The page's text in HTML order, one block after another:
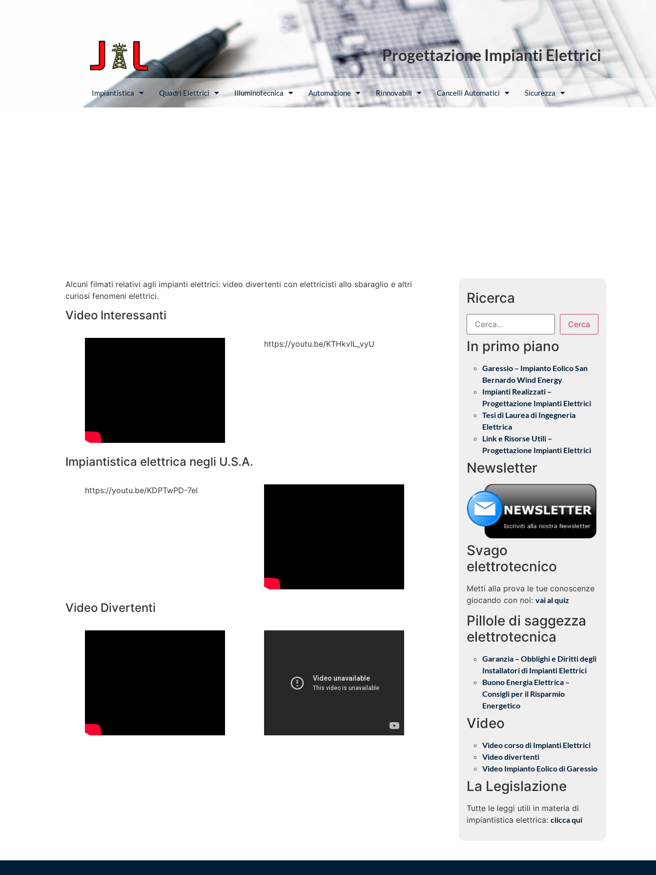
Progettazione Impianti Elettrici
Impiantistica Quadri Elettrici Illuminotecnica Automazione Rinnovabili Cancelli Automatici Sicurezza
Alcuni filmati relativi agli impianti elettrici: video divertenti con elettricisti allo sbaraglio e altri
curiosi fenomeni elettrici.
Video Interessanti
https://youtu.be/KTHkvIL_vyU
Impiantistica elettrica negli U.S.A.
https://youtu.be/KDPTwPD-7eI
Video Divertenti
Ricerca
Cerca
In primo piano
Garessio – Impianto Eolico San
Bernardo Wind Energy
Impianti Realizzati –
Progettazione Impianti Elettrici
Tesi di Laurea di Ingegneria
Elettrica
Link e Risorse Utili –
Progettazione Impianti Elettrici
Newsletter
Svago
elettrotecnico
Metti alla prova le tue conoscenze
giocando con noi: vai al quiz
Pillole di saggezza
elettrotecnica
Garanzia – Obblighi e Diritti degli
Installatori di Impianti Elettrici
Buono Energia Elettrica –
Consigli per il Risparmio
Energetico
Video
Video corso di Impianti Elettrici
Video divertenti
Video Impianto Eolico di Garessio
La Legislazione
Tutte le leggi utili in materia di
impiantistica elettrica: clicca qui